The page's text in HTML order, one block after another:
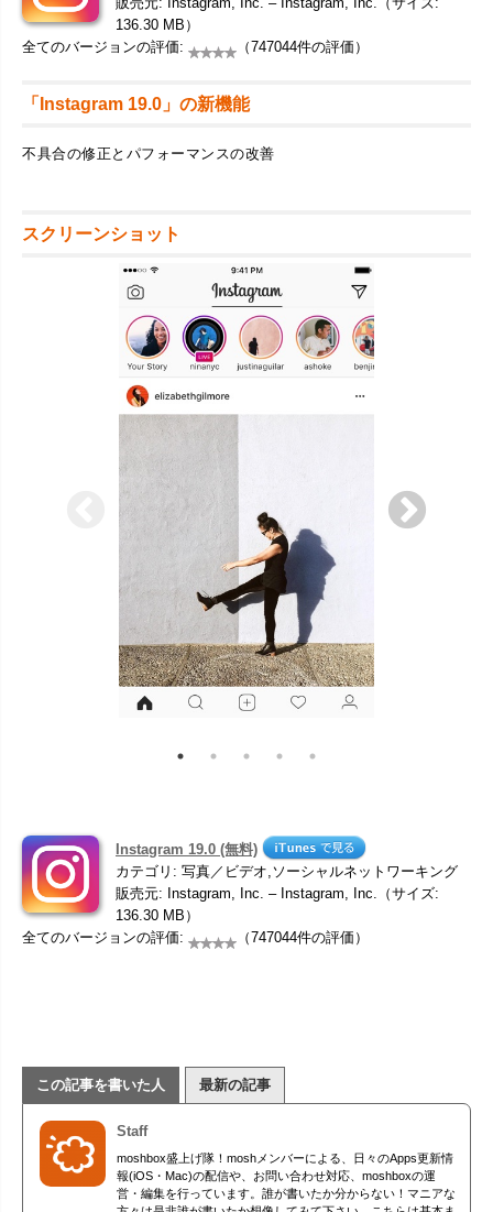
136.30 MB）
全てのバージョンの評価:
（747044件の評価）
「Instagram 19.0」の新機能
不具合の修正とパフォーマンスの改善
スクリーンショット
Instagram 19.0 (無料)
カテゴリ: 写真／ビデオ,ソーシャルネットワーキング
販売元: Instagram, Inc. – Instagram, Inc.（サイズ:
136.30 MB）
全てのバージョンの評価:
（747044件の評価）
この記事を書いた人 最新の記事
Staff
moshbox盛上げ隊！moshメンバーによる、日々のApps更新情
報(iOS・Mac)の配信や、お問い合わせ対応、moshboxの運
営・編集を行っています。誰が書いたか分からない！マニアな